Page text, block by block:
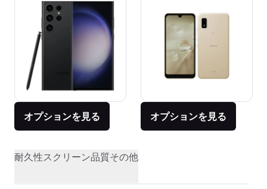
オプションを見る オプションを見る
耐久性スクリーン品質その他